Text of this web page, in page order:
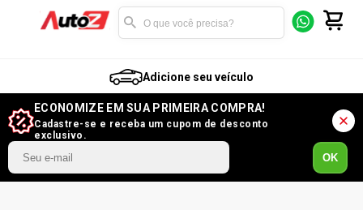
Adicione seu veículo
ECONOMIZE EM SUA PRIMEIRA COMPRA!
Cadastre-se e receba um cupom de desconto
exclusivo.
OK